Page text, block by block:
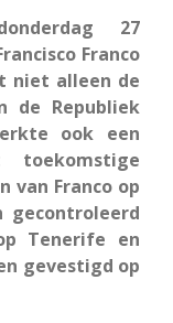
27
Franco
niet alleen de
de Republiek
ook een
van Franco op
gecontroleerd
Tenerife en
gevestigd op